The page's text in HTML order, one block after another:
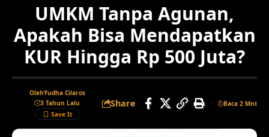
UMKM Tanpa Agunan,
Apakah Bisa Mendapatkan
KUR Hingga Rp 500 Juta?
OlehYudha Cilaros
3 Tahun Lalu
Share Baca 2 Mnt